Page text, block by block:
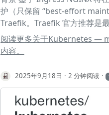
护（只保留 “best-effort
Traefik。Traefik 官方推荐是
Traefik 围绕 Ingress NGINX
分常见的 nginx-ingress 注解
https://
/v0.15.2/config/manifests/
1kubectl get pods -n
config.yaml 1# metallb-
阅读更多关于Kubernetes —
内容。
2025年9月18日 2 分钟阅读